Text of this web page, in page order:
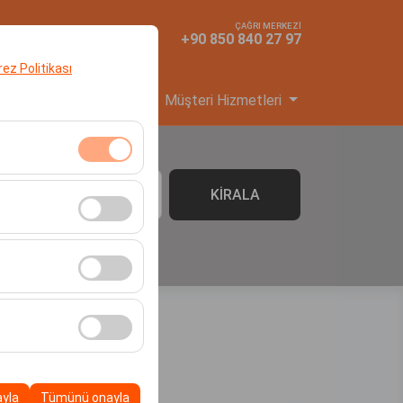
Politikası
Devre dışı
analiz
için kullanılır.
Tümünü onayla
ÇAĞRI MERKEZİ
+90 850 840 27 97
Müşteri Hizmetleri
06:00 KİRALA